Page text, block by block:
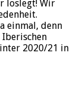
loslegt! Wir
einmal, denn
2020/21 in